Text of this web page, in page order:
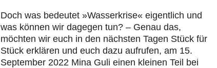
Doch was bedeutet »Wasserkrise« eigentlich und
was können wir dagegen tun? – Genau das,
möchten wir euch in den nächsten Tagen Stück für
Stück erklären und euch dazu aufrufen, am 15.
September 2022 Mina Guli einen kleinen Teil bei